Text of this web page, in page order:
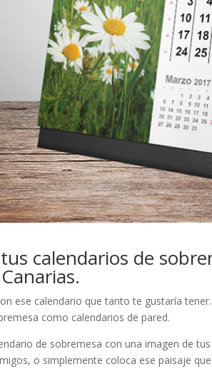
calendarios de
ese calendario que tanto te gustaría
como calendarios de pared.
de sobremesa con una imagen de
o simplemente coloca ese paisaje